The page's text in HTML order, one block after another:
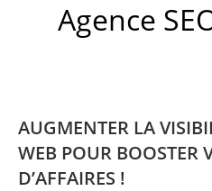
Agence
AUGMENTER LA
WEB POUR BOOSTER
D’AFFAIRES !